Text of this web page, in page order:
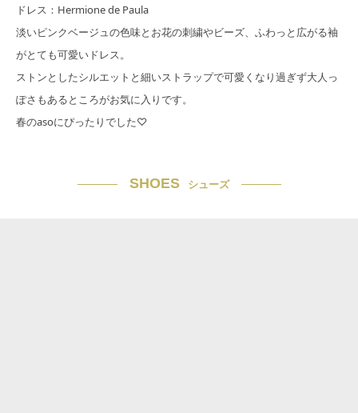
ドレス：Hermione de Paula
淡いピンクベージュの色味とお花の刺繍やビーズ、ふわっと広がる袖
がとても可愛いドレス。
ストンとしたシルエットと細いストラップで可愛くなり過ぎず大人っ
ぽさもあるところがお気に入りです。
春のasoにぴったりでした♡
SHOES シューズ